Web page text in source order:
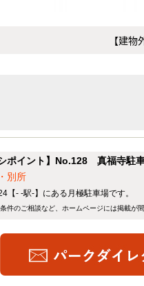
【建
ポイント】No.128 真福寺駐
別所
【- -駅-】にある月極駐車場です。
件のご相談など、ホームページには掲載が